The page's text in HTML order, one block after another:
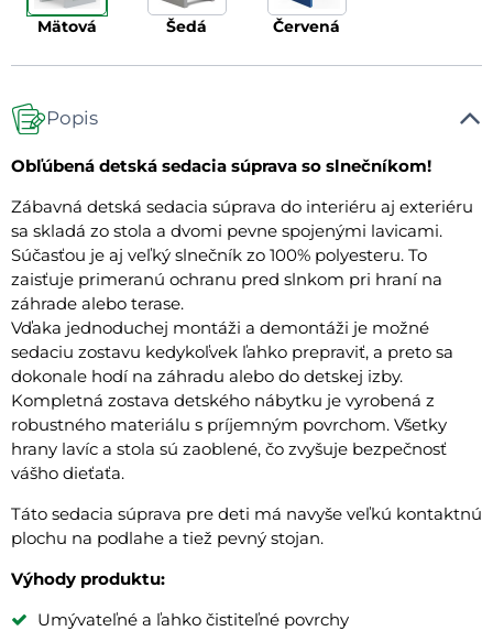
mätová šedá červená
Popis
Obľúbená detská sedacia súprava so slnečníkom!
Zábavná detská sedacia súprava do interiéru aj exteriéru
sa skladá zo stola a dvomi pevne spojenými lavicami.
Súčasťou je aj veľký slnečník zo 100% polyesteru. To
zaisťuje primeranú ochranu pred slnkom pri hraní na
záhrade alebo terase.
Vďaka jednoduchej montáži a demontáži je možné
sedaciu zostavu kedykoľvek ľahko prepraviť, a preto sa
dokonale hodí na záhradu alebo do detskej izby.
Kompletná zostava detského nábytku je vyrobená z
robustného materiálu s príjemným povrchom. Všetky
hrany lavíc a stola sú zaoblené, čo zvyšuje bezpečnosť
vášho dieťaťa.
Táto sedacia súprava pre deti má navyše veľkú kontaktnú
plochu na podlahe a tiež pevný stojan.
Výhody produktu:
Umývateľné a ľahko čistiteľné povrchy